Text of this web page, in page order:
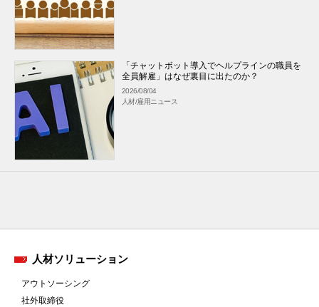
「チャットボット導入でヘルプラインの職員を
全員解雇」はなぜ裏目に出たのか？
2026/08/04
人材/雇用ニュース
人材ソリューション
アウトソーシング
社外取締役